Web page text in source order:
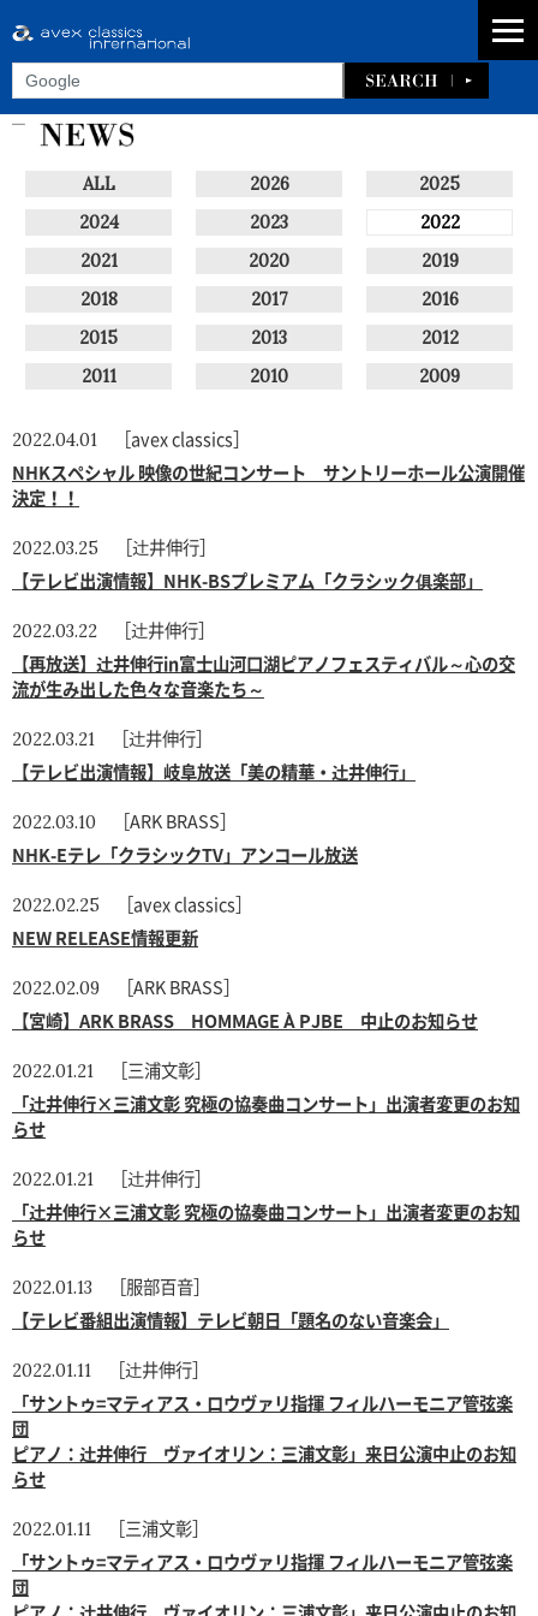
ALL 2026
2025
2024
2023
2022
2021
2020
2019
2018
2017
2016
2015
2013
2012
2011
2010 2009
2022.04.01 ［avex classics］
NHKスペシャル 映像の世紀コンサート サントリーホール公演開催
決定！！
2022.03.25 ［辻井伸行］
【テレビ出演情報】NHK-BSプレミアム「クラシック俱楽部」
2022.03.22 ［辻井伸行］
【再放送】辻井伸行in富士山河口湖ピアノフェスティバル～心の交
流が生み出した色々な音楽たち～
2022.03.21 ［辻井伸行］
【テレビ出演情報】岐阜放送「美の精華・辻井伸行」
2022.03.10 ［ARK BRASS］
NHK-Eテレ「クラシックTV」アンコール放送
2022.02.25 ［avex classics］
NEW RELEASE情報更新
2022.02.09 ［ARK BRASS］
【宮崎】ARK BRASS HOMMAGE À PJBE 中止のお知らせ
2022.01.21 ［三浦文彰］
「辻󠄀井伸行×三浦文彰 究極の協奏曲コンサート」出演者変更のお知
らせ
2022.01.21 ［辻井伸行］
「辻󠄀井伸行×三浦文彰 究極の協奏曲コンサート」出演者変更のお知
らせ
2022.01.13 ［服部百音］
【テレビ番組出演情報】テレビ朝日「題名のない音楽会」
2022.01.11 ［辻井伸行］
「サントゥ=マティアス・ロウヴァリ指揮 フィルハーモニア管弦楽
団
ピアノ：辻井伸行 ヴァイオリン：三浦文彰」来日公演中止のお知
らせ
2022.01.11 ［三浦文彰］
「サントゥ=マティアス・ロウヴァリ指揮 フィルハーモニア管弦楽
団
ピアノ：辻井伸行 ヴァイオリン：三浦文彰」来日公演中止のお知